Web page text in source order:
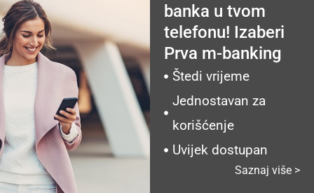
banka u tvom
telefonu! Izaberi
Prva m-banking
Štedi vrijeme
Jednostavan za
korišćenje
Uvijek dostupan
Saznaj više >